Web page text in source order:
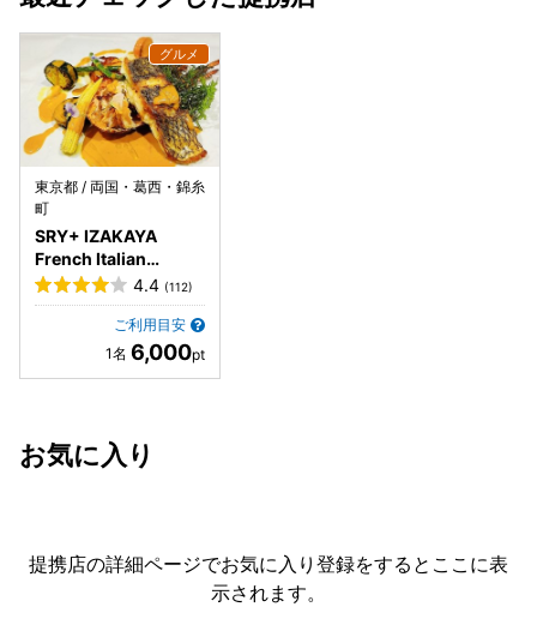
東京都 / 両国・葛西・錦糸
町
SRY+ IZAKAYA
French Italian
Creation とうきょう
スカイツリー駅前店
4.4 (112)
ご利用目安
6,000
お気に入り
提携店の詳細ページでお気に入り登録をすると ここに表
示されます。